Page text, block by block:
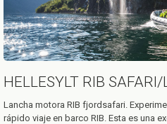
HELLESYLT RIB
Lancha motora RIB fjordsafari.
rápido viaje en barco RIB. Esta es una